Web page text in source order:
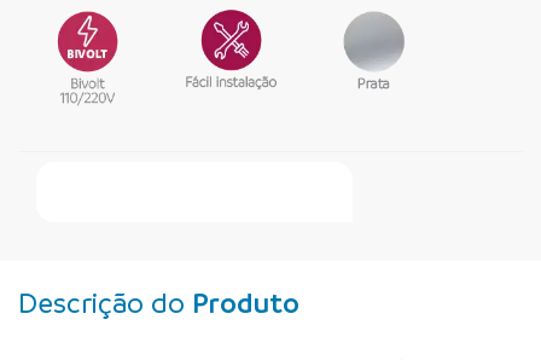
Descrição do Produto